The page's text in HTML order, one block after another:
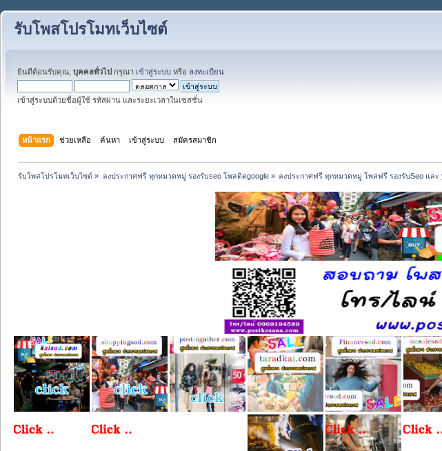
รับโพสโปรโมทเว็บไซต์
ยินดีต้อนรับคุณ, บุคคลทั่วไป กรุณา เข้าสู่ระบบ หรือ ลงทะเบียน
เข้าสู่ระบบด้วยชื่อผู้ใช้ รหัสผ่าน และระยะเวลาในเซสชั่น
หน้าแรก ช่วยเหลือ ค้นหา เข้าสู่ระบบ สมัครสมาชิก
รับโพสโปรโมทเว็บไซต์ » ลงประกาศฟรี ทุกหมวดหมู่ รองรับseo โพสติดgoogle» ลงประกาศฟรี ทุกหมวดหมู่ โพสฟรี รองรับSeo และ